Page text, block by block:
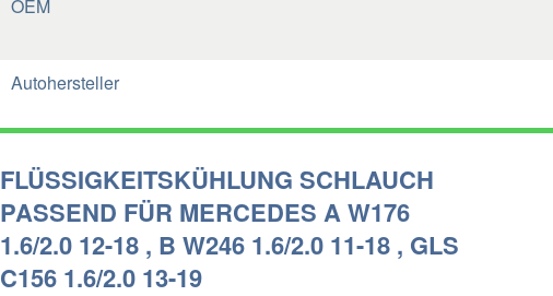
OEM
Autohersteller
FLÜSSIGKEITSKÜHLUNG SCHLAUCH
PASSEND FÜR MERCEDES A W176
1.6/2.0 12-18 , B W246 1.6/2.0 11-18 , GLS
C156 1.6/2.0 13-19